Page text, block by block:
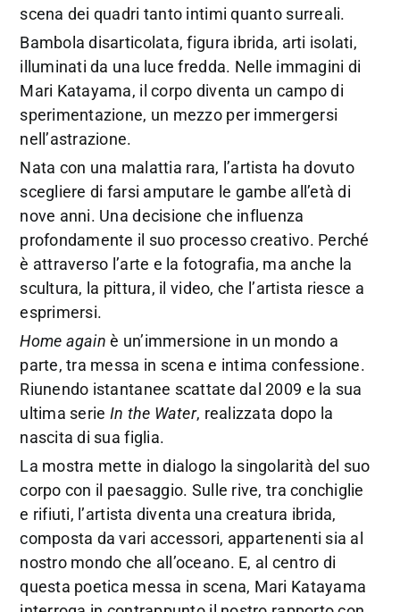
scena dei quadri tanto intimi quanto surreali.
Bambola disarticolata, figura ibrida, arti isolati,
illuminati da una luce fredda. Nelle immagini di
Mari Katayama, il corpo diventa un campo di
sperimentazione, un mezzo per immergersi
nell’astrazione.
Nata con una malattia rara, l’artista ha dovuto
scegliere di farsi amputare le gambe all’età di
nove anni. Una decisione che influenza
profondamente il suo processo creativo. Perché
è attraverso l’arte e la fotografia, ma anche la
scultura, la pittura, il video, che l’artista riesce a
esprimersi.
Home again è un’immersione in un mondo a
parte, tra messa in scena e intima confessione.
Riunendo istantanee scattate dal 2009 e la sua
ultima serie In the Water, realizzata dopo la
nascita di sua figlia.
La mostra mette in dialogo la singolarità del suo
corpo con il paesaggio. Sulle rive, tra conchiglie
e rifiuti, l’artista diventa una creatura ibrida,
composta da vari accessori, appartenenti sia al
nostro mondo che all’oceano. E, al centro di
questa poetica messa in scena, Mari Katayama